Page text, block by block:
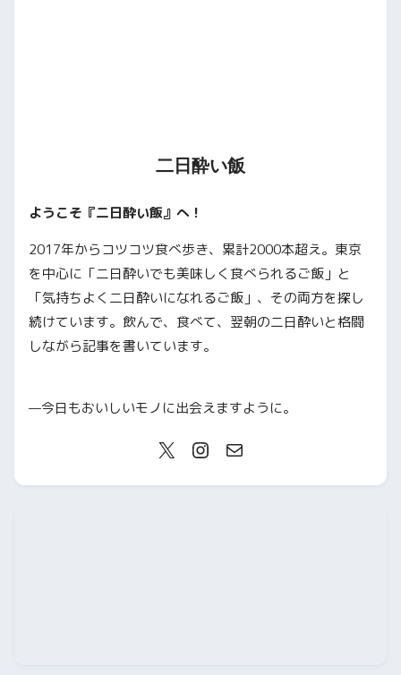
二日酔い飯
ようこそ『二日酔い飯』へ！
2017年からコツコツ食べ歩き、累計2000本超え。東京
を中心に「二日酔いでも美味しく食べられるご飯」と
「気持ちよく二日酔いになれるご飯」、その両方を探し
続けています。飲んで、食べて、翌朝の二日酔いと格闘
しながら記事を書いています。
—今日もおいしいモノに出会えますように。